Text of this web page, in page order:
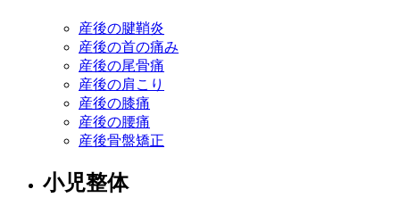
産後の腱鞘炎
産後の首の痛み
産後の尾骨痛
産後の肩こり
産後の膝痛
産後の腰痛
産後骨盤矯正
小児整体